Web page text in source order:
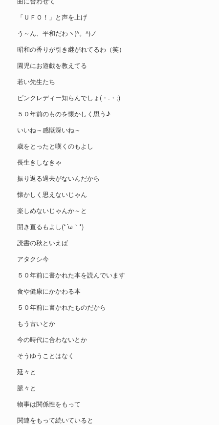
「ＵＦＯ！」と声を上げ
う～ん、平和だわヽ(^。^)ノ
昭和の香りが引き継がれてるわ（笑）
園児にお遊戯を教えてる
若い先生たち
ピンクレディー知らんでしょ(・.・;)
５０年前のものを懐かしく思う♪
いいね～感慨深いね～
歳をとったと嘆くのもよし
長生きしなきゃ
振り返る過去がないんだから
懐かしく思えないじゃん
楽しめないじゃんか～と
開き直るもよし(*´ω｀*)
読書の秋といえば
アタクシ今
５０年前に書かれた本を読んでいます
食や健康にかかわる本
５０年前に書かれたものだから
もう古いとか
今の時代に合わないとか
そうゆうことはなく
延々と
脈々と
物事は関係性をもって
関連をもって続いていると